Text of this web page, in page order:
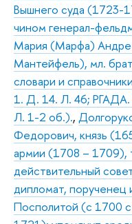
Вышнего суда (1723-
чином генерал-
Мария (Марфа)
Мантейфель), мл.
словари и
1. Д. 14. Л. 46; РГАДА.
Л. 1-2 об.).,
Федорович, князь
армии (1708 – 1709),
действительный
дипломат, порученец
Посполитой (с 1700